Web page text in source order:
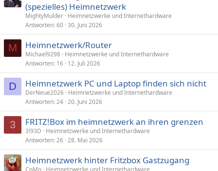
(spezielles) Heimnetzwerk
MightyMulder Heimnetzwerke und Internethardware
Antworten 60 30. Juni 2026
M Heimnetzwerk/Router
Michael9298 Heimnetzwerke und Internethardware
Antworten 16 12. Juli 2026
D Heimnetzwerk PC und Laptop finden sich nicht
DerNeue2026 Heimnetzwerke und Internethardware
Antworten 24 20. Juni 2026
3 FRITZ!Box im heimnetzwerk an ihren grenzen
3!93D
Heimnetzwerke und Internethardware
Antworten 26 28. Mai 2026
Heimnetzwerk hinter Fritzbox Gastzugang
CoMo Heimnetzwerke und Internethardware